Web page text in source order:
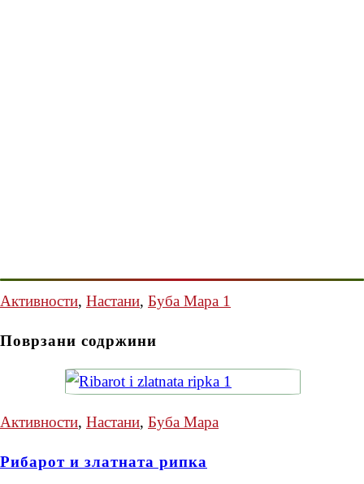
Активности, Настани, Буба Мара 1
Поврзани содржини
Активности, Настани, Буба Мара
Рибарот и златната рипка